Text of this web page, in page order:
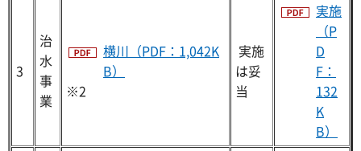
3
治
水
事
業
横川（PDF：1,042K
B）
※2
実施
は妥
当
実施
（P
D
F：
132
K
B）